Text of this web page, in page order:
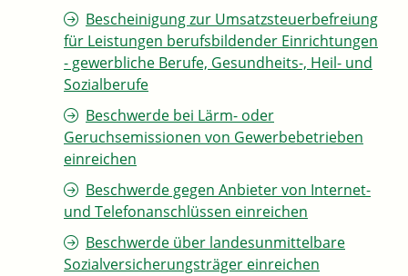
Bescheinigung zur Umsatzsteuerbefreiung
für Leistungen berufsbildender Einrichtungen
- gewerbliche Berufe, Gesundheits-, Heil- und
Sozialberufe
Beschwerde bei Lärm- oder
Geruchsemissionen von Gewerbebetrieben
einreichen
Beschwerde gegen Anbieter von Internet-
und Telefonanschlüssen einreichen
Beschwerde über landesunmittelbare
Sozialversicherungsträger einreichen